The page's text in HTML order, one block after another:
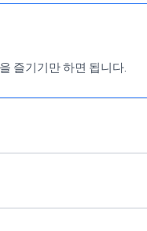
즐기기만 하면 됩니다.